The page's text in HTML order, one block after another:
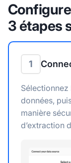
3 étapes
1
données,
manière
d’extraction